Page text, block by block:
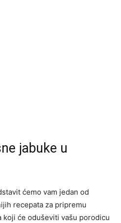
jabuke u
ćemo vam jedan od
recepata za pripremu
koji će oduševiti vašu porodicu